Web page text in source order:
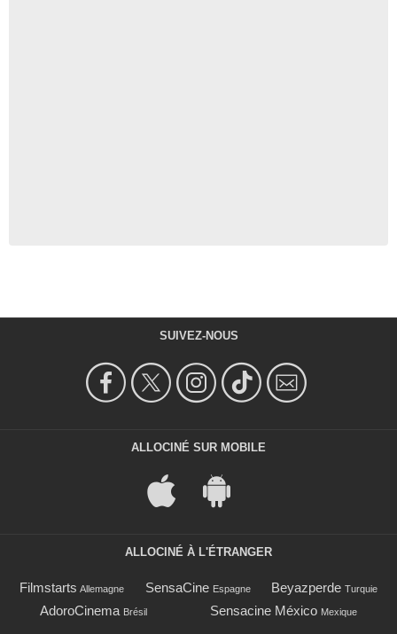
SUIVEZ-NOUS
ALLOCINÉ SUR MOBILE
ALLOCINÉ À L'ÉTRANGER
Filmstarts Allemagne SensaCine Espagne Beyazperde Turquie
AdoroCinema Brésil Sensacine México Mexique